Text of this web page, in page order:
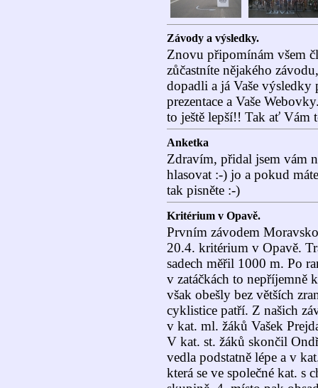
Závody a výsledky.
Znovu připomínám všem
zůčastníte nějakého
dopadli a já Vaše výsledky
prezentace a Vaše
to ještě lepší!! Tak ať Vám
Anketka
Zdravím, přidal jsem vám
hlasovat :-) jo a pokud
tak pisněte :-)
Kritérium v Opavě.
Prvním závodem
20.4. kritérium v Opavě.
sadech měřil 1000 m. Po
v zatáčkách to nepříjemně
však obešly bez větších
cyklistice patří. Z našich
v kat. ml. žáků Vašek
V kat. st. žáků skončil
vedla podstatně lépe a v
která se ve společné kat. s